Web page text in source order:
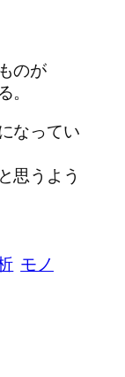
のが
なってい
思うよう
モノ